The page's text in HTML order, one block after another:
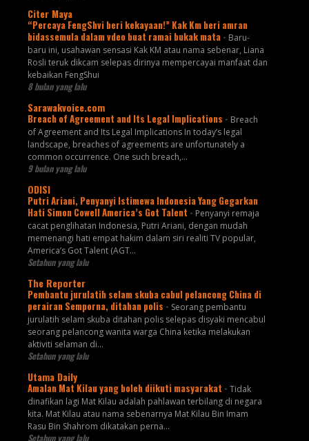
Citer Maya
“Percaya FengShvi beri kekayaan!” Kak Km beri amran
bidassemula dalam vdeo buat ramai bukak mata - Baru-
baru ini, usahawan sensasi Kak KM atau nama sebenar, Liana
Rosli teruk dikcam selepas dirinya mempercayai manfaat dan
kebaikan FengShui
8 bulan yang lalu
Sarawakvoice.com
Breach of Agreement and Its Legal Implications - Breach
of Agreement and Its Legal Implications In today’s legal
landscape, breaches of agreements are unfortunately a
common occurrence. One such breach,...
9 bulan yang lalu
ODISI
Putri Ariani, Penyanyi Istimewa Indonesia Yang Gegarkan
Hati Simon Cowell America’s Got Talent - Penyanyi remaja
cacat penglihatan Indonesia, Putri Ariani, dengan mudah
memenangi hati empat hakim dalam siri realiti TV popular,
America’s Got Talent (AGT...
Setahun yang lalu
The Reporter
Pembantu jurulatih selam skuba cabul pelancong China di
perairan Semporna, ditahan polis - Seorang pembantu
jurulatih selam skuba ditahan polis selepas disyaki mencabul
seorang pelancong wanita warga China ketika melakukan
aktiviti selaman di...
Setahun yang lalu
Utama Daily
Amalan Mat Kilau yang boleh diikuti masyarakat - Tidak
dinafikan lagi Mat Kilau adalah pahlawan terbilang di negara
kita. Mat Kilau atau nama sebenarnya Mat Kilau Bin Imam
Rasu Bin Shahrom dikatakan perna...
Setahun yang lalu